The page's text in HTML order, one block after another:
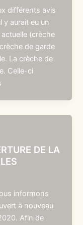
différents avis
y aurait eu un
(crèche
de garde
La crèche de
Celle-ci
DE LA
informons
à nouveau
Afin de